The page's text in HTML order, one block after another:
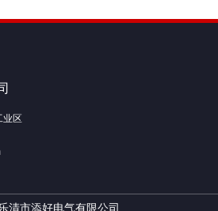
业区
清市添好电气有限公司